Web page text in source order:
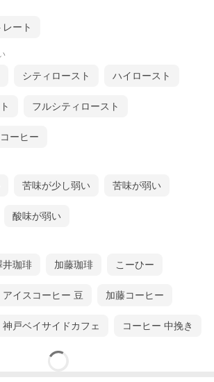
レート
シティロースト ハイロースト
フルシティロースト
ーヒー
苦味が少し弱い 苦味が弱い
酸味が弱い
井珈琲 加藤珈琲 こーひー
アイスコーヒー 豆 加藤コーヒー
神戸ベイサイドカフェ コーヒー 中挽き